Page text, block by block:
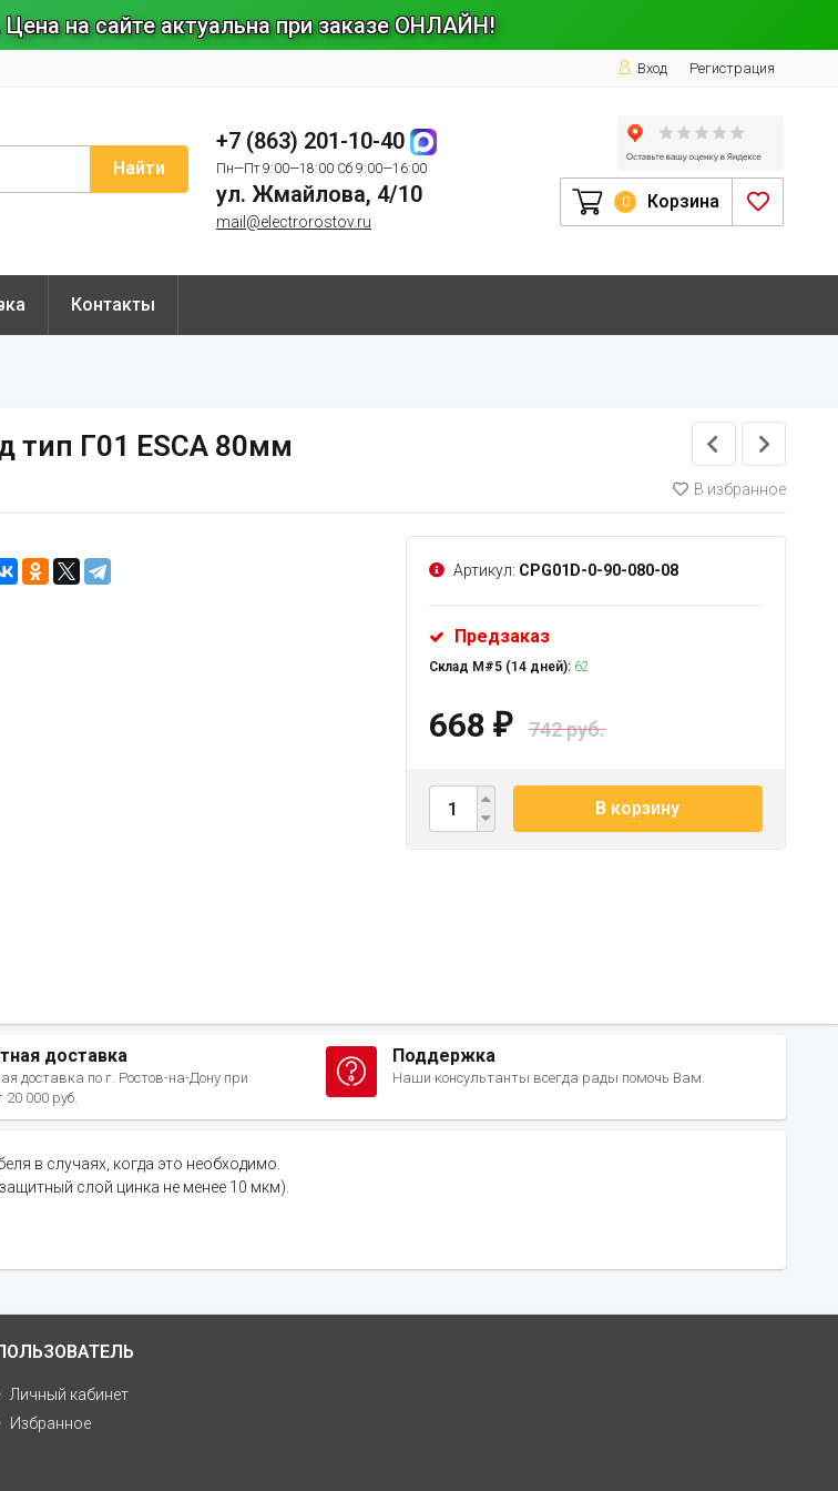
на сайте актуальна при заказе ОНЛАЙН!
Вход Регистрация
Найти
+7 (863) 201-10-40
Пн—Пт 9:00—18:00 Сб 9:00—16:00
ул. Жмайлова, 4/10
mail@electrorostov.ru
0 Корзина
Контакты
тип Г01 ESCA 80мм
В избранное
Артикул: CPG01D-0-90-080-08
Предзаказ
Склад М#5 (14 дней): 62
668 ₽ 742 руб.
В корзину
доставка
доставка по г. Ростов-на-Дону при
20 000 руб.
Поддержка
Наши консультанты всегда рады помочь Вам.
в случаях, когда это необходимо.
слой цинка не менее 10 мкм).
Личный кабинет
Избранное